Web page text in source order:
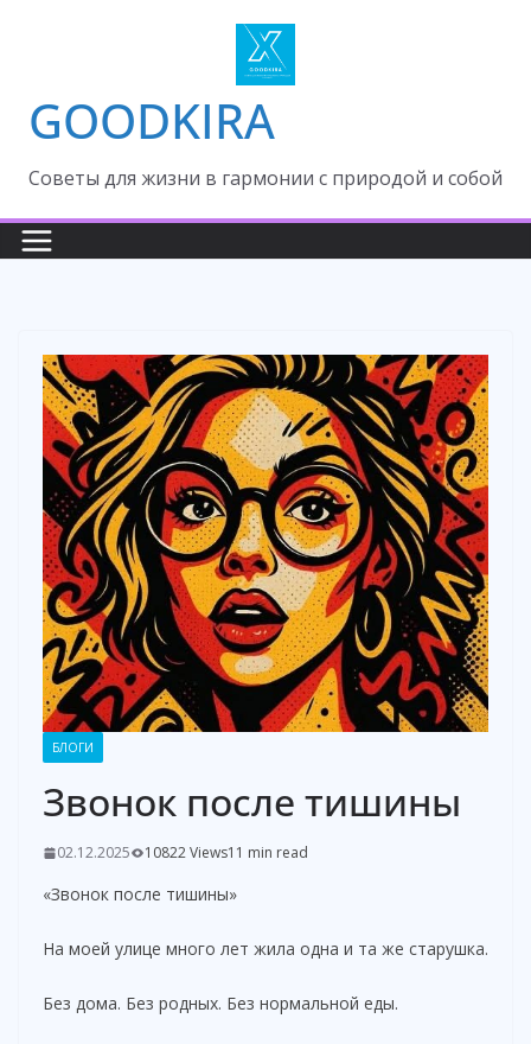
GOODKIRA
Cоветы для жизни в гармонии с природой и собой
БЛОГИ
Звонок после тишины
02.12.2025 10822 Views11 min read
«Звонок после тишины»
На моей улице много лет жила одна и та же старушка.
Без дома. Без родных. Без нормальной еды.